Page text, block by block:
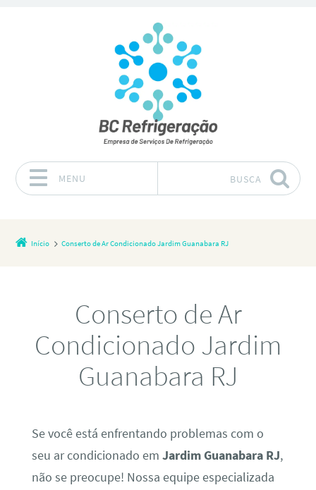
MENU BUSCA
Início Conserto de Ar Condicionado Jardim Guanabara RJ
Conserto de Ar
Condicionado Jardim
Guanabara RJ
Se você está enfrentando problemas com o
seu ar condicionado em Jardim Guanabara RJ,
não se preocupe! Nossa equipe especializada